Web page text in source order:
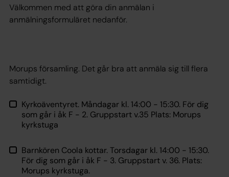
Välkommen med att göra din anmälan i
anmälningsformuläret nedanför.
Morups församling. Det går bra att anmäla sig till flera
samtidigt.
Kyrkoäventyret. Måndagar kl. 14:00 - 15:30. För dig
som går i åk F - 2. Gruppstart v.35 Plats: Morups
kyrkstuga
Barnkören Coola kottar. Torsdagar kl. 14:00 - 15:30.
För dig som går i åk F - 3. Gruppstart v. 36. Plats:
Morups kyrkstuga.